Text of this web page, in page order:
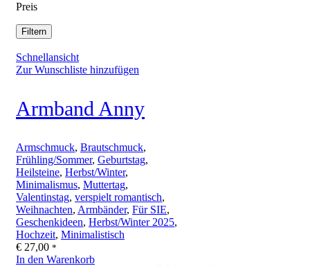
Preis
Filtern
Schnellansicht
Zur Wunschliste hinzufügen
Armband Anny
Armschmuck, Brautschmuck,
Frühling/Sommer, Geburtstag,
Heilsteine, Herbst/Winter,
Minimalismus, Muttertag,
Valentinstag, verspielt romantisch,
Weihnachten, Armbänder, Für SIE,
Geschenkideen, Herbst/Winter 2025,
Hochzeit, Minimalistisch
€ 27,00 *
In den Warenkorb